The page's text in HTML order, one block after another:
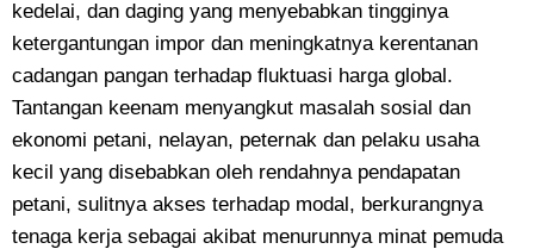
kedelai, dan daging yang menyebabkan tingginya
ketergantungan impor dan meningkatnya kerentanan
cadangan pangan terhadap fluktuasi harga global.
Tantangan keenam menyangkut masalah sosial dan
ekonomi petani, nelayan, peternak dan pelaku usaha
kecil yang disebabkan oleh rendahnya pendapatan
petani, sulitnya akses terhadap modal, berkurangnya
tenaga kerja sebagai akibat menurunnya minat pemuda